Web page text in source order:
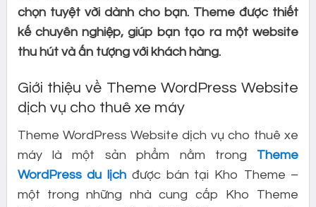
chọn tuyệt vời dành cho bạn. Theme được thiết
kế chuyên nghiệp, giúp bạn tạo ra một website
thu hút và ấn tượng với khách hàng.
Giới thiệu về Theme WordPress Website
dịch vụ cho thuê xe máy
Theme WordPress Website dịch vụ cho thuê xe
máy là một sản phẩm nằm trong Theme
WordPress du lịch được bán tại Kho Theme –
một trong những nhà cung cấp Kho Theme